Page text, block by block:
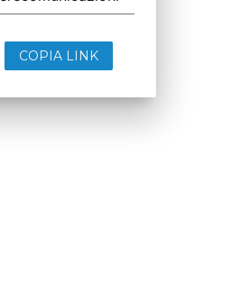
COPIA LINK